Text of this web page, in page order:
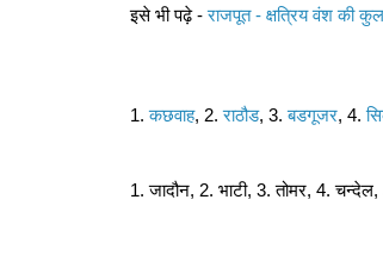
इसे भी पढ़े -राजपूत - क्षत्रिय वंश की कुल
1.कछवाह, 2.राठौड, 3.बडगूजर, 4.
1. जादौन, 2. भाटी, 3. तोमर, 4.